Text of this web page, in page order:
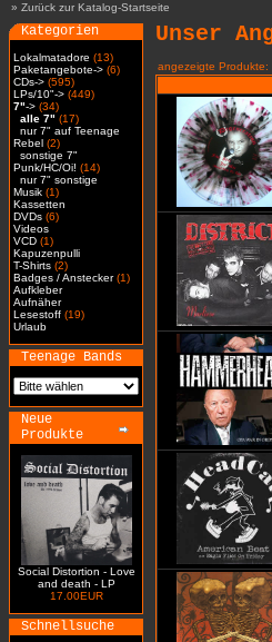
» Zurück zur Katalog-Startseite
Kategorien
Lokalmatadore (13)
Paketangebote-> (6)
CDs-> (595)
LPs/10"-> (449)
7"-> (34)
alle 7" (17)
nur 7" auf Teenage
Rebel (2)
sonstige 7"
Punk/HC/Oi! (14)
nur 7" sonstige
Musik (1)
Kassetten
DVDs (6)
Videos
VCD (1)
Kapuzenpulli
T-Shirts (2)
Badges / Anstecker(1)
Aufkleber
Aufnäher
Lesestoff (19)
Urlaub
Teenage Bands
Neue
Produkte
Social Distortion - Love
and death - LP
17.00EUR
Schnellsuche
Unser
angezeigte Produkte: